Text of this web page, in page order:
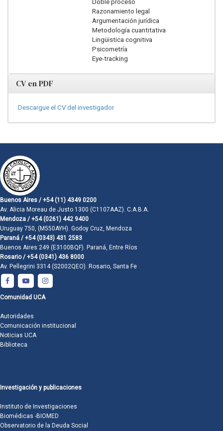
Doble proceso
Razonamiento legal
Argumentación jurídica
Metodología cuantitativa
Lingüistica cognitiva
Psicometría
Eye-tracking
CV en PDF
Descargue el CV del investigador
Buenos Aires / +54 (11) 4349 0200
Av. Alicia Moreau de Justo 1300 (C1107AAZ). C.A.B.A.
Mendoza / +54 (0261) 442 9400
Uruguay 750, (M550AYH). Godoy Cruz, Mendoza
Paraná / +54 (0343) 431 2583
Buenos Aires 249 (E3100BQF). Paraná, Entre Ríos
Rosario / +54 (0341) 436 8000
Av. Pellegrini 3314 (S2002QEO). Rosario, Santa Fe
Comunidad UCA
Autoridades
Comunicación institucional
Noticias UCA
Biblioteca
Investigación y publicaciones
Instituto de Investigaciones
Biomédicas -BIOMED
Observatorio de la Deuda Social